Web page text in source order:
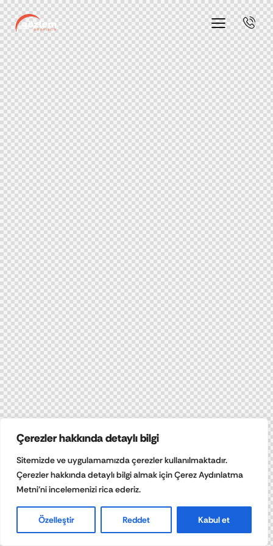
Çerezler hakkında detaylı bilgi
Sitemizde ve uygulamamızda çerezler kullanılmaktadır.
Çerezler hakkında detaylı bilgi almak için Çerez Aydınlatma
Metni’ni incelemenizi rica ederiz.
Özelleştir Reddet Kabul et